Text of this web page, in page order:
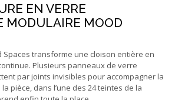
EN VERRE
MODULAIRE MOOD
Spaces transforme une cloison entière en
Plusieurs panneaux de verre
par joints invisibles pour accompagner la
pièce, dans l’une des 24 teintes de la